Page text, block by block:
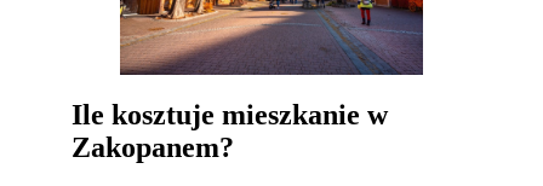
Ile kosztuje mieszkanie w
Zakopanem?